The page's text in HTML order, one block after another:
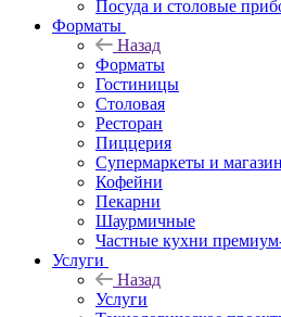
Посуда и столовые
Форматы
Назад
Форматы
Гостиницы
Столовая
Ресторан
Пиццерия
Супермаркеты и
Кофейни
Пекарни
Шаурмичные
Частные кухни
Услуги
Назад
Услуги